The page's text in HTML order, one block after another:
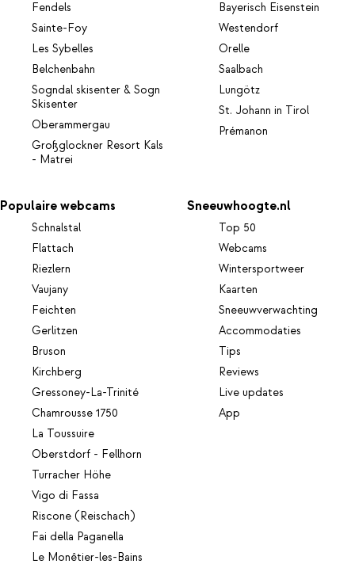
Fendels
Sainte-Foy
Les Sybelles
Belchenbahn
Sogndal skisenter & Sogn
Skisenter
Oberammergau
Großglockner Resort Kals
- Matrei
Bayerisch Eisenstein
Westendorf
Orelle
Saalbach
Lungötz
St. Johann in Tirol
Prémanon
Populaire webcams
Schnalstal
Flattach
Riezlern
Vaujany
Feichten
Gerlitzen
Bruson
Kirchberg
Gressoney-La-Trinité
Chamrousse 1750
La Toussuire
Oberstdorf - Fellhorn
Turracher Höhe
Vigo di Fassa
Riscone (Reischach)
Fai della Paganella
Le Monêtier-les-Bains
Sneeuwhoogte.nl
Top 50
Webcams
Wintersportweer
Kaarten
Sneeuwverwachting
Accommodaties
Tips
Reviews
Live updates
App